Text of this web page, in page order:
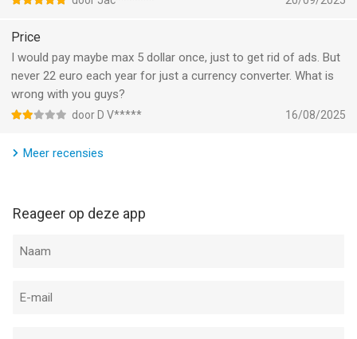
Price
I would pay maybe max 5 dollar once, just to get rid of ads. But
never 22 euro each year for just a currency converter. What is
wrong with you guys?
door D V***** 16/08/2025
Meer recensies
Reageer op deze app